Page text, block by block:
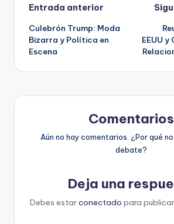
Navegación
de
entradas
Entrada anterior
Culebrón Trump: Moda
Bizarra y Política en
Escena
EEUU y
Comentarios
Aún no hay comentarios. ¿Por qué
debate?
Deja una
Debes estarconectado para